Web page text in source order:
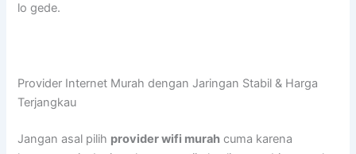
lo gede.
Provider Internet Murah dengan Jaringan Stabil & Harga
Terjangkau
Jangan asal pilih provider wifi murah cuma karena